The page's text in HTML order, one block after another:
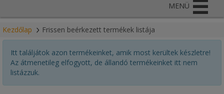
MENÜ
Kezdőlap Frissen beérkezett termékek listája
Itt találjátok azon termékeinket, amik most kerültek készletre!
Az átmenetileg elfogyott, de állandó termékeinket itt nem
listázzuk.